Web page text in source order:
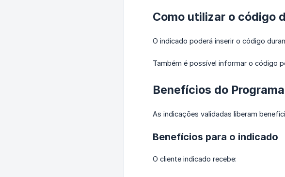
Como utilizar o código
O indicado poderá inserir o código
Também é possível informar o código
Benefícios do Programa
As indicações validadas liberam
Benefícios para o indicado
O cliente indicado recebe: